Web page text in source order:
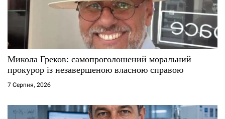
Микола Греков: самопроголошений моральний
прокурор із незавершеною власною справою
7 Серпня, 2026